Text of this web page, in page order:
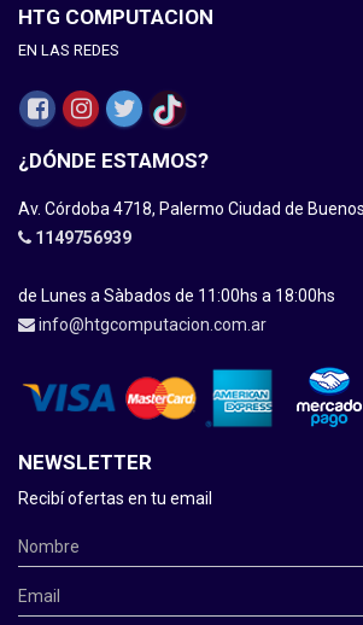
HTG COMPUTACION
EN LAS REDES
¿DÓNDE ESTAMOS?
Av. Córdoba 4718, Palermo Ciudad de
1149756939
de Lunes a Sàbados de 11:00hs a 18:00hs
info@htgcomputacion.com.ar
NEWSLETTER
Recibí ofertas en tu email